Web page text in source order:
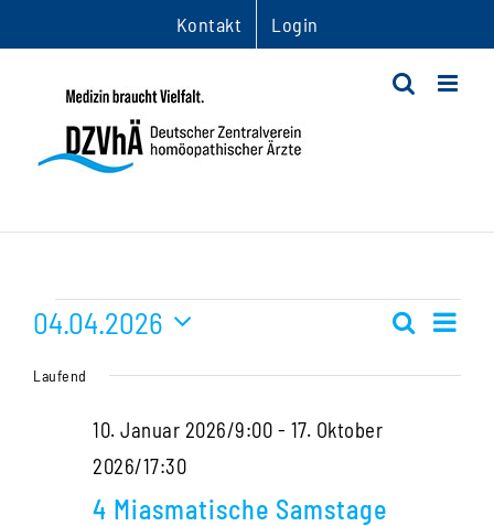
Inhalt
Kontakt Login
Veranstaltungen
für
April
Suche
Suche
Tag
04.04.2026
wählen.
Laufend
4 Miasmatische Samstage
10. Januar 2026/9:00 - 17. Oktober
2026/17:30